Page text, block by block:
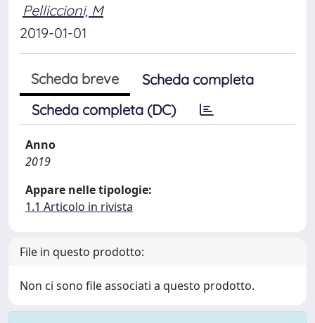
Pelliccioni, M
2019-01-01
Scheda breve
Scheda completa
Scheda completa (DC)
Anno
2019
Appare nelle tipologie:
1.1 Articolo in rivista
File in questo prodotto:
Non ci sono file associati a questo prodotto.